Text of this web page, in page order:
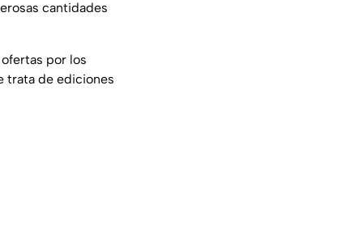
cantidades
por los
trata de ediciones